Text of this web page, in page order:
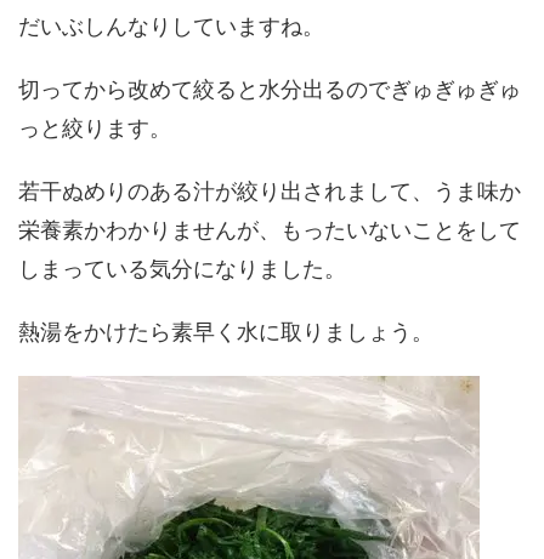
だいぶしんなりしていますね。
切ってから改めて絞ると水分出るのでぎゅぎゅぎゅ
っと絞ります。
若干ぬめりのある汁が絞り出されまして、うま味か
栄養素かわかりませんが、もったいないことをして
しまっている気分になりました。
熱湯をかけたら素早く水に取りましょう。